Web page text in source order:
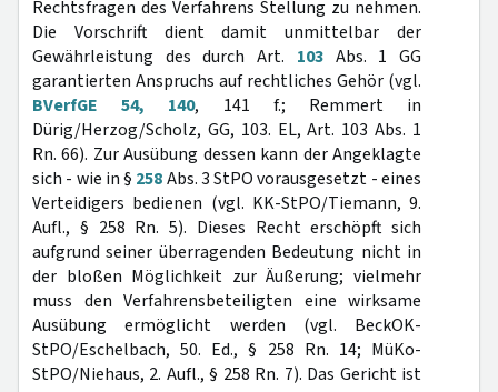
Rechtsfragen des Verfahrens Stellung zu nehmen.
Die Vorschrift dient damit unmittelbar der
Gewährleistung des durch Art. 103Abs. 1 GG
garantierten Anspruchs auf rechtliches Gehör (vgl.
BVerfGE 54, 140, 141 f.; Remmert in
Dürig/Herzog/Scholz, GG, 103. EL, Art. 103 Abs. 1
Rn. 66). Zur Ausübung dessen kann der Angeklagte
sich - wie in § 258Abs. 3 StPO vorausgesetzt - eines
Verteidigers bedienen (vgl. KK-StPO/Tiemann, 9.
Aufl., § 258 Rn. 5). Dieses Recht erschöpft sich
aufgrund seiner überragenden Bedeutung nicht in
der bloßen Möglichkeit zur Äußerung; vielmehr
muss den Verfahrensbeteiligten eine wirksame
Ausübung ermöglicht werden (vgl. BeckOK-
StPO/Eschelbach, 50. Ed., § 258 Rn. 14; MüKo-
StPO/Niehaus, 2. Aufl., § 258 Rn. 7). Das Gericht ist